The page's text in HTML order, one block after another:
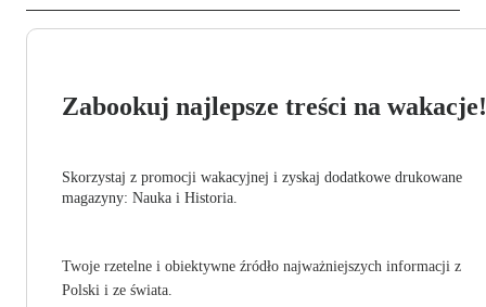
Zabookuj najlepsze treści na wakacje!
Skorzystaj z promocji wakacyjnej i zyskaj dodatkowe drukowane
magazyny: Nauka i Historia.
Twoje rzetelne i obiektywne źródło najważniejszych informacji z
Polski i ze świata.